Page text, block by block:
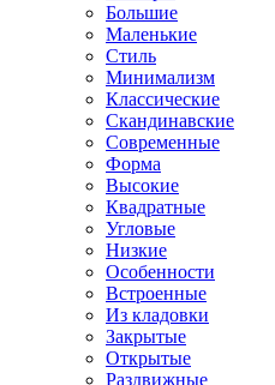
Большие
Маленькие
Стиль
Минимализм
Классические
Скандинавские
Современные
Форма
Высокие
Квадратные
Угловые
Низкие
Особенности
Встроенные
Из кладовки
Закрытые
Открытые
Раздвижные